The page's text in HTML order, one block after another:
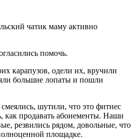
чатик маму активно
помочь.
карапузов, одели их, вручили
большие лопаты и пошли
шутили, что это фитнес
как продавать абонементы. Наши
резвились рядом, довольные, что
площадке.